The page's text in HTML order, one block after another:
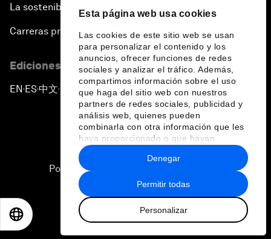
Esta página web usa cookies
Las cookies de este sitio web se usan
para personalizar el contenido y los
anuncios, ofrecer funciones de redes
sociales y analizar el tráfico. Además,
compartimos información sobre el uso
que haga del sitio web con nuestros
partners de redes sociales, publicidad y
análisis web, quienes pueden
combinarla con otra información que les
haya proporcionado o que hayan
recopilado a partir del uso que haya
hecho de sus servicios.
Permitir todas
Personalizar
Denegar
La sostenibilidad en el Foro
Carreras profesionales
Ediciones en otros idiomas
EN ▪ES▪中文▪ 日本語
Política de privacidad y normas de uso
Sitemap
2026 Foro Económico Mundial